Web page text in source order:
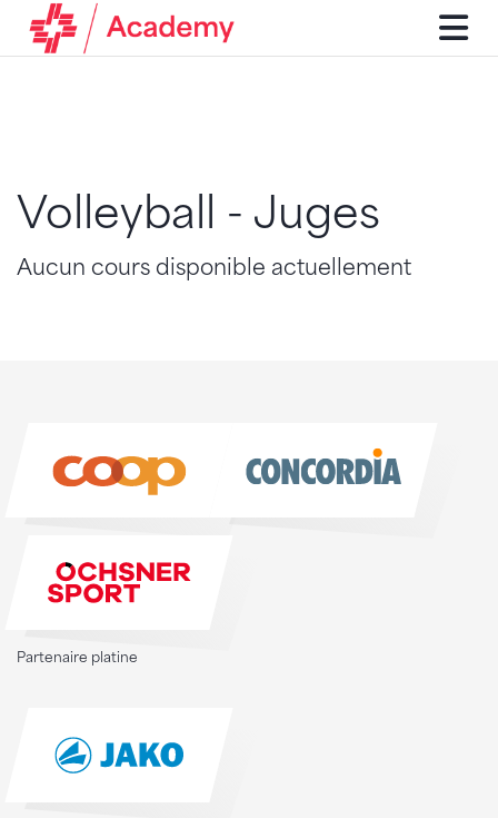
Volleyball - Juges
Aucun cours disponible actuellement
Partenaire platine